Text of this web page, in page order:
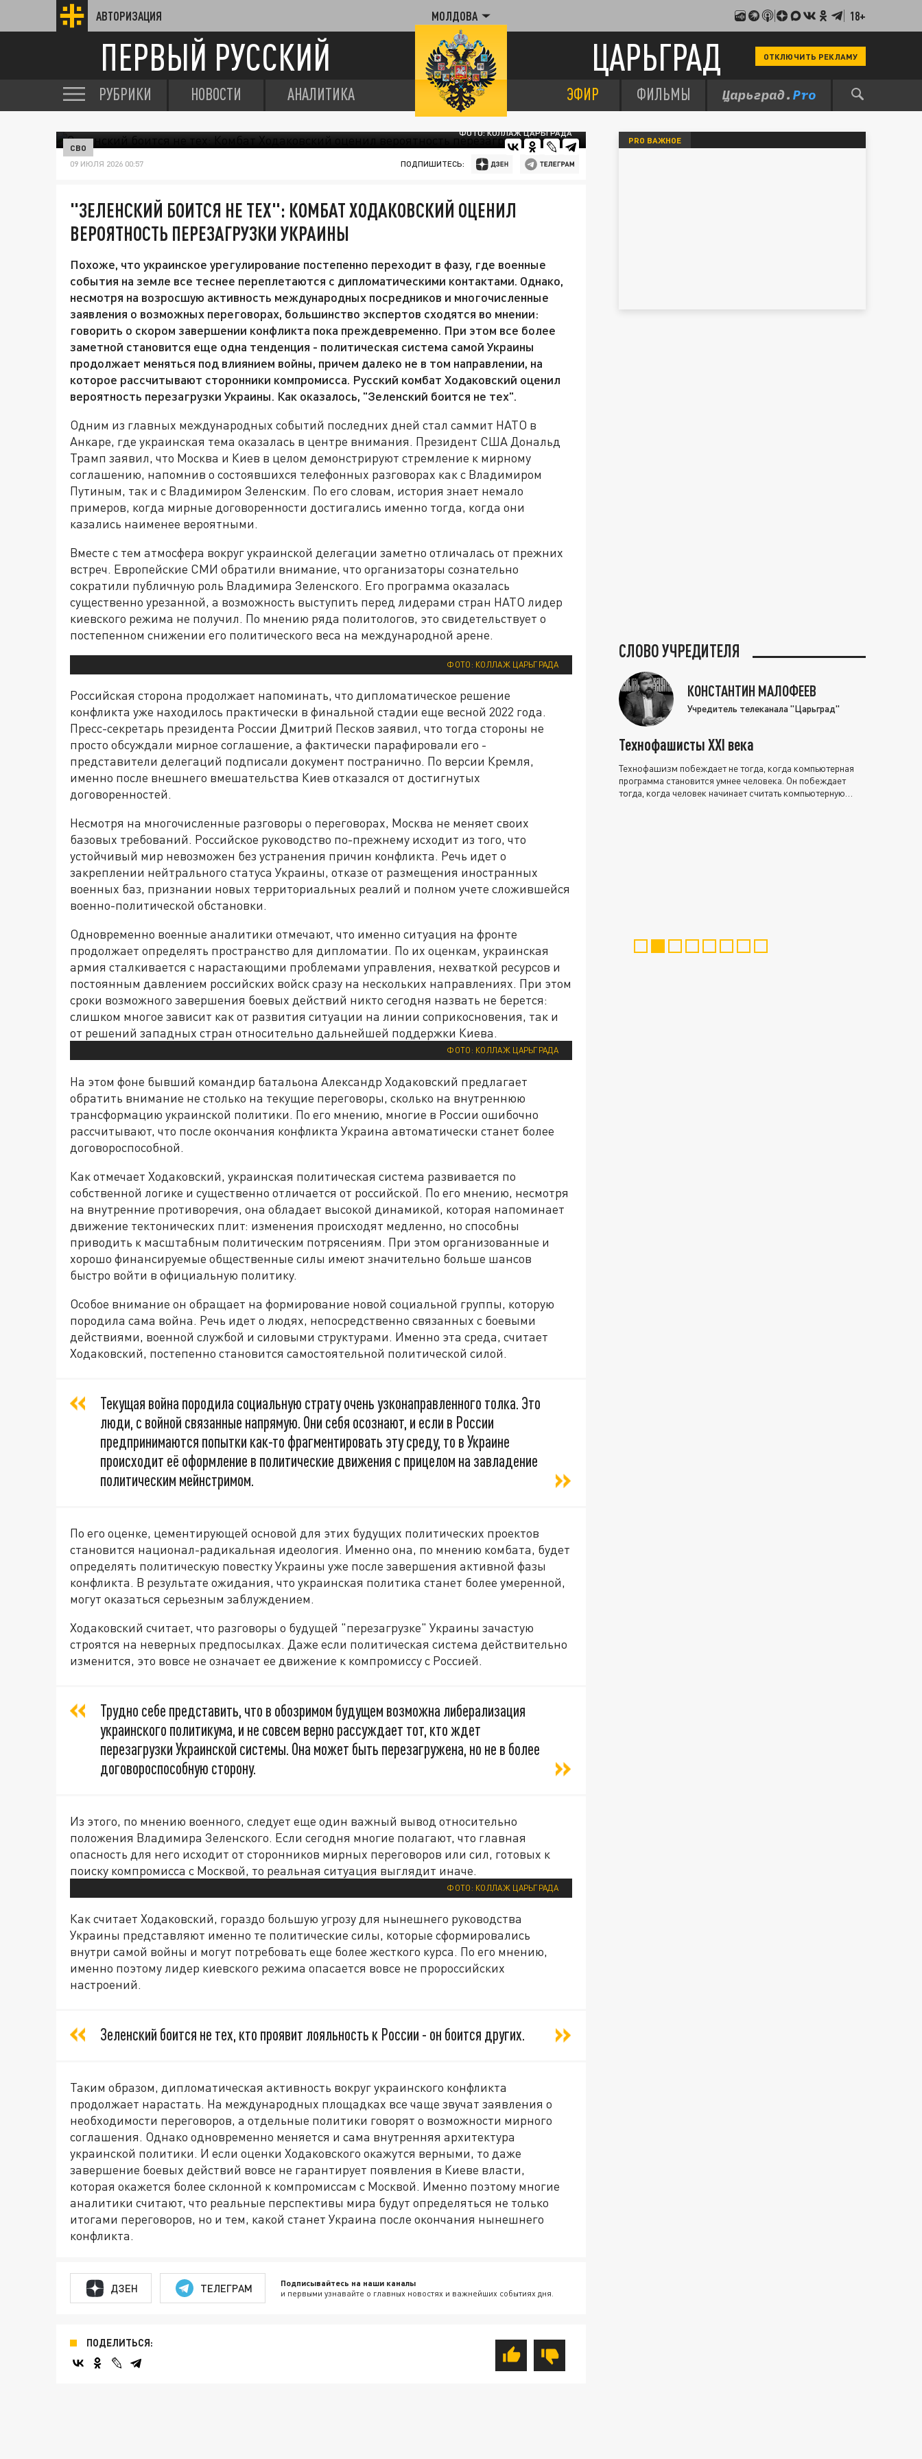
АВТОРИЗАЦИЯ МОЛДОВА 18+
ПЕРВЫЙ РУССКИЙ ЦАРЬГРАД ОТКЛЮЧИТЬ РЕКЛАМУ
РУБРИКИ НОВОСТИ АНАЛИТИКА ЭФИР ФИЛЬМЫ
ФОТО: КОЛЛАЖ ЦАРЬГРАДА
СВО
09 ИЮЛЯ 2026 00:57 ПОДПИШИТЕСЬ:
"ЗЕЛЕНСКИЙ БОИТСЯ НЕ ТЕХ": КОМБАТ ХОДАКОВСКИЙ ОЦЕНИЛ
ВЕРОЯТНОСТЬ ПЕРЕЗАГРУЗКИ УКРАИНЫ
Похоже, что украинское урегулирование постепенно переходит в фазу, где военные
события на земле все теснее переплетаются с дипломатическими контактами. Однако,
несмотря на возросшую активность международных посредников и многочисленные
заявления о возможных переговорах, большинство экспертов сходятся во мнении:
говорить о скором завершении конфликта пока преждевременно. При этом все более
заметной становится еще одна тенденция - политическая система самой Украины
продолжает меняться под влиянием войны, причем далеко не в том направлении, на
которое рассчитывают сторонники компромисса. Русский комбат Ходаковский оценил
вероятность перезагрузки Украины. Как оказалось, "Зеленский боится не тех".
Одним из главных международных событий последних дней стал саммит НАТО в
Анкаре, где украинская тема оказалась в центре внимания. Президент США Дональд
Трамп заявил, что Москва и Киев в целом демонстрируют стремление к мирному
соглашению, напомнив о состоявшихся телефонных разговорах как с Владимиром
Путиным, так и с Владимиром Зеленским. По его словам, история знает немало
примеров, когда мирные договоренности достигались именно тогда, когда они
казались наименее вероятными.
Вместе с тем атмосфера вокруг украинской делегации заметно отличалась от прежних
встреч. Европейские СМИ обратили внимание, что организаторы сознательно
сократили публичную роль Владимира Зеленского. Его программа оказалась
существенно урезанной, а возможность выступить перед лидерами стран НАТО лидер
киевского режима не получил. По мнению ряда политологов, это свидетельствует о
постепенном снижении его политического веса на международной арене.
ФОТО: КОЛЛАЖ ЦАРЬГРАДА
Российская сторона продолжает напоминать, что дипломатическое решение
конфликта уже находилось практически в финальной стадии еще весной 2022 года.
Пресс-секретарь президента России Дмитрий Песков заявил, что тогда стороны не
просто обсуждали мирное соглашение, а фактически парафировали его -
представители делегаций подписали документ постранично. По версии Кремля,
именно после внешнего вмешательства Киев отказался от достигнутых
договоренностей.
Несмотря на многочисленные разговоры о переговорах, Москва не меняет своих
базовых требований. Российское руководство по-прежнему исходит из того, что
устойчивый мир невозможен без устранения причин конфликта. Речь идет о
закреплении нейтрального статуса Украины, отказе от размещения иностранных
военных баз, признании новых территориальных реалий и полном учете сложившейся
военно-политической обстановки.
Одновременно военные аналитики отмечают, что именно ситуация на фронте
продолжает определять пространство для дипломатии. По их оценкам, украинская
армия сталкивается с нарастающими проблемами управления, нехваткой ресурсов и
постоянным давлением российских войск сразу на нескольких направлениях. При этом
сроки возможного завершения боевых действий никто сегодня назвать не берется:
слишком многое зависит как от развития ситуации на линии соприкосновения, так и
от решений западных стран относительно дальнейшей поддержки Киева.
ФОТО: КОЛЛАЖ ЦАРЬГРАДА
На этом фоне бывший командир батальона Александр Ходаковский предлагает
обратить внимание не столько на текущие переговоры, сколько на внутреннюю
трансформацию украинской политики. По его мнению, многие в России ошибочно
рассчитывают, что после окончания конфликта Украина автоматически станет более
договороспособной.
Как отмечает Ходаковский, украинская политическая система развивается по
собственной логике и существенно отличается от российской. По его мнению, несмотря
на внутренние противоречия, она обладает высокой динамикой, которая напоминает
движение тектонических плит: изменения происходят медленно, но способны
приводить к масштабным политическим потрясениям. При этом организованные и
хорошо финансируемые общественные силы имеют значительно больше шансов
быстро войти в официальную политику.
Особое внимание он обращает на формирование новой социальной группы, которую
породила сама война. Речь идет о людях, непосредственно связанных с боевыми
действиями, военной службой и силовыми структурами. Именно эта среда, считает
Ходаковский, постепенно становится самостоятельной политической силой.
Текущая война породила социальную страту очень узконаправленного толка. Это
люди, с войной связанные напрямую. Они себя осознают, и если в России
предпринимаются попытки как-то фрагментировать эту среду, то в Украине
происходит её оформление в политические движения с прицелом на завладение
политическим мейнстримом.
По его оценке, цементирующей основой для этих будущих политических проектов
становится национал-радикальная идеология. Именно она, по мнению комбата, будет
определять политическую повестку Украины уже после завершения активной фазы
конфликта. В результате ожидания, что украинская политика станет более умеренной,
могут оказаться серьезным заблуждением.
Ходаковский считает, что разговоры о будущей "перезагрузке" Украины зачастую
строятся на неверных предпосылках. Даже если политическая система действительно
изменится, это вовсе не означает ее движение к компромиссу с Россией.
Трудно себе представить, что в обозримом будущем возможна либерализация
украинского политикума, и не совсем верно рассуждает тот, кто ждет
перезагрузки Украинской системы. Она может быть перезагружена, но не в более
договороспособную сторону.
Из этого, по мнению военного, следует еще один важный вывод относительно
положения Владимира Зеленского. Если сегодня многие полагают, что главная
опасность для него исходит от сторонников мирных переговоров или сил, готовых к
поиску компромисса с Москвой, то реальная ситуация выглядит иначе.
ФОТО: КОЛЛАЖ ЦАРЬГРАДА
Как считает Ходаковский, гораздо большую угрозу для нынешнего руководства
Украины представляют именно те политические силы, которые сформировались
внутри самой войны и могут потребовать еще более жесткого курса. По его мнению,
именно поэтому лидер киевского режима опасается вовсе не пророссийских
настроений.
Зеленский боится не тех, кто проявит лояльность к России - он боится других.
Таким образом, дипломатическая активность вокруг украинского конфликта
продолжает нарастать. На международных площадках все чаще звучат заявления о
необходимости переговоров, а отдельные политики говорят о возможности мирного
соглашения. Однако одновременно меняется и сама внутренняя архитектура
украинской политики. И если оценки Ходаковского окажутся верными, то даже
завершение боевых действий вовсе не гарантирует появления в Киеве власти,
которая окажется более склонной к компромиссам с Москвой. Именно поэтому многие
аналитики считают, что реальные перспективы мира будут определяться не только
итогами переговоров, но и тем, какой станет Украина после окончания нынешнего
конфликта.
ДЗЕН ТЕЛЕГРАМ Подписывайтесь на наши каналы
и первыми узнавайте о главных новостях и важнейших событиях дня.
ПОДЕЛИТЬСЯ:
PRO ВАЖНОЕ
СЛОВО УЧРЕДИТЕЛЯ
КОНСТАНТИН МАЛОФЕЕВ
Учредитель телеканала "Царьград"
Технофашисты XXI века
Технофашизм побеждает не тогда, когда компьютерная
программа становится умнее человека. Он побеждает
тогда, когда человек начинает считать компьютерную